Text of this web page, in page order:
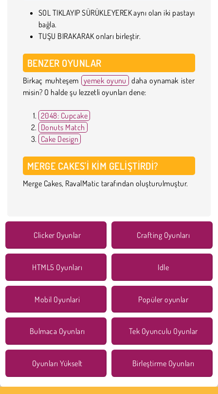
SOL TIKLAYIP SÜRÜKLEYEREK aynı olan iki pastayı
bağla.
TUŞU BIRAKARAK onları birleştir.
BENZER OYUNLAR
Birkaç muhteşem yemek oyunu daha oynamak ister
misin? O halde şu lezzetli oyunları dene:
2048: Cupcake
Donuts Match
Cake Design
MERGE CAKES'I KIM GELIŞTIRDI?
Merge Cakes, RavalMatic tarafından oluşturulmuştur.
Clicker Oyunlar Crafting Oyunları
HTML5 Oyunları Idle
Mobil Oyunlari Popüler oyunlar
Bulmaca Oyunları Tek Oyunculu Oyunlar
Oyunları Yükselt Birleştirme Oyunları